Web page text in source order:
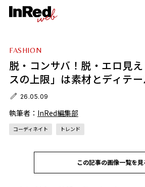
FASHION
脱・コンサバ！脱・エロ見
スの上限」は素材とディテ
26.05.09
執筆者： InRed編集部
コーディネイト トレンド
この記事の画像一覧を見